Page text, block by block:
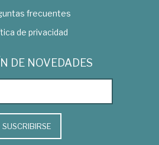
frecuentes
de privacidad
DE NOVEDADES
SUSCRIBIRSE